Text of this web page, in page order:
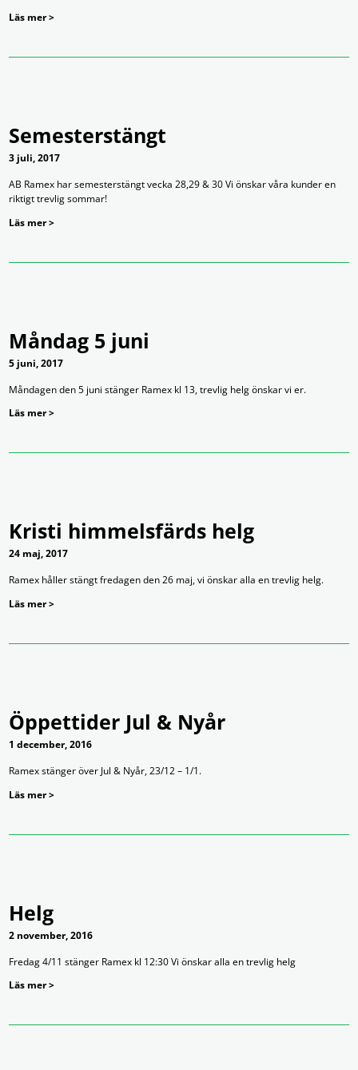
Läs mer >
Semesterstängt
3 juli, 2017
AB Ramex har semesterstängt vecka 28,29 & 30 Vi önskar våra kunder en
riktigt trevlig sommar!
Läs mer >
Måndag 5 juni
5 juni, 2017
Måndagen den 5 juni stänger Ramex kl 13, trevlig helg önskar vi er.
Läs mer >
Kristi himmelsfärds helg
24 maj, 2017
Ramex håller stängt fredagen den 26 maj, vi önskar alla en trevlig helg.
Läs mer >
Öppettider Jul & Nyår
1 december, 2016
Ramex stänger över Jul & Nyår, 23/12 – 1/1.
Läs mer >
Helg
2 november, 2016
Fredag 4/11 stänger Ramex kl 12:30 Vi önskar alla en trevlig helg
Läs mer >